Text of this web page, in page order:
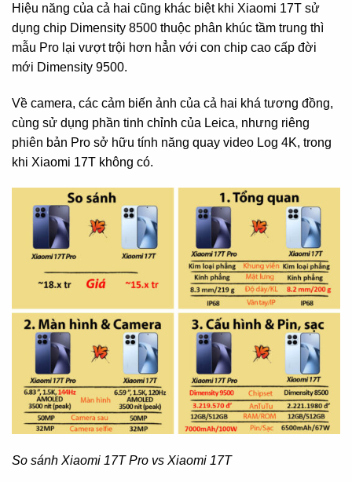
Hiệu năng của cả hai cũng khác biệt khi Xiaomi 17T sử
dụng chip Dimensity 8500 thuộc phân khúc tầm trung thì
mẫu Pro lại vượt trội hơn hẳn với con chip cao cấp đời
mới Dimensity 9500.
Về camera, các cảm biến ảnh của cả hai khá tương đồng,
cùng sử dụng phần tinh chỉnh của Leica, nhưng riêng
phiên bản Pro sở hữu tính năng quay video Log 4K, trong
khi Xiaomi 17T không có.
So sánh Xiaomi 17T Pro vs Xiaomi 17T